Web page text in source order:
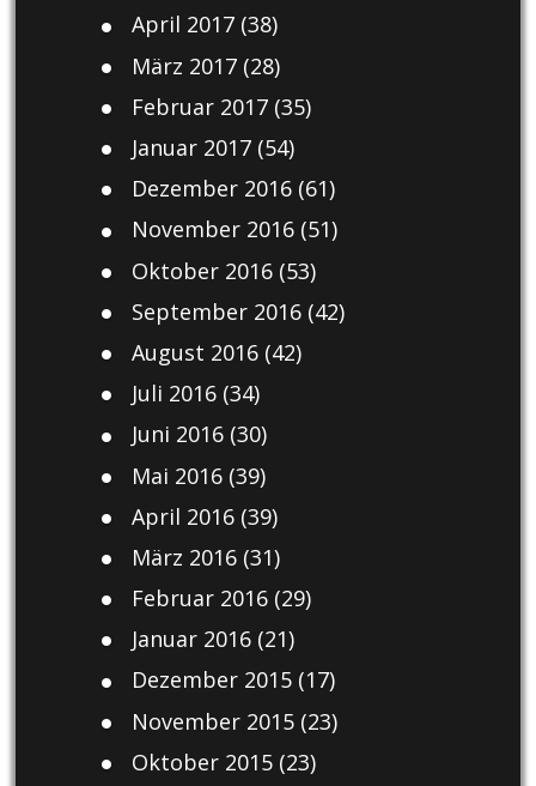
April 2017(38)
März 2017(28)
Februar 2017(35)
Januar 2017(54)
Dezember 2016(61)
November 2016(51)
Oktober 2016(53)
September 2016(42)
August 2016(42)
Juli 2016(34)
Juni 2016(30)
Mai 2016(39)
April 2016(39)
März 2016(31)
Februar 2016(29)
Januar 2016(21)
Dezember 2015(17)
November 2015(23)
Oktober 2015(23)